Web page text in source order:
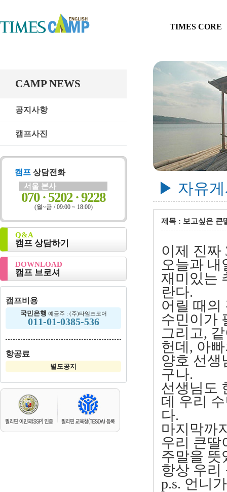
TIMES CORE
CAMP NEWS
공지사항
캠프사진
캠프 상담전화
서울 본사
070 · 5202 · 9228
(월~금 / 09:00 ~ 18:00)
Q&A
캠프 상담하기
DOWNLOAD
캠프 브로셔
캠프비용
국민은행 예금주 : (주)타임즈코어
011-01-0385-536
항공료
별도공지
▶ 자유
제목 : 보고싶은 큰
이제 진짜
오늘과
재미있는
란다.
어릴 때의
수민이가
그리고,
헌데, 아
양호 선생
구나.
선생님도
데 우리
다.
마지막까
우리 큰딸
주말을 뜻
항상 우리
p.s. 언니